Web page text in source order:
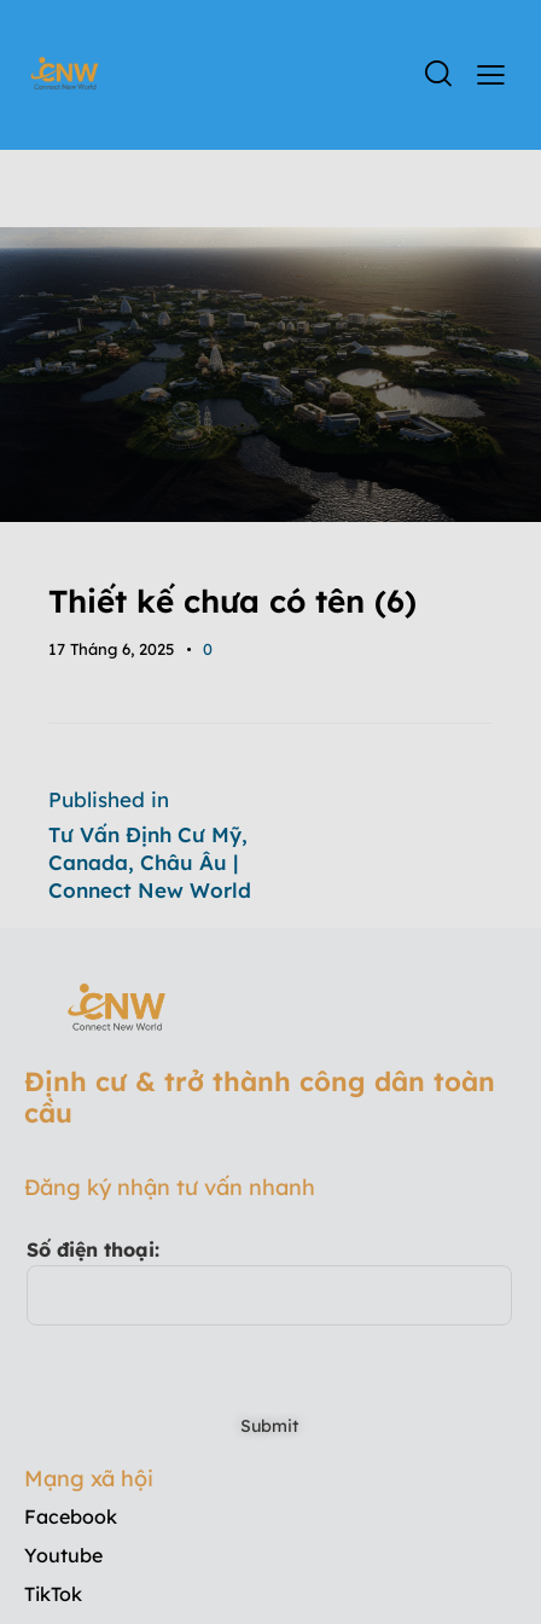
Thiết kế chưa có tên (6)
17 Tháng 6, 2025 0
Published in
Tư Vấn Định Cư Mỹ,
Canada, Châu Âu |
Connect New World
Định cư & trở thành công dân toàn
cầu
Đăng ký nhận tư vấn nhanh
Số điện thoại:
Mạng xã hội
Facebook
Youtube
TikTok